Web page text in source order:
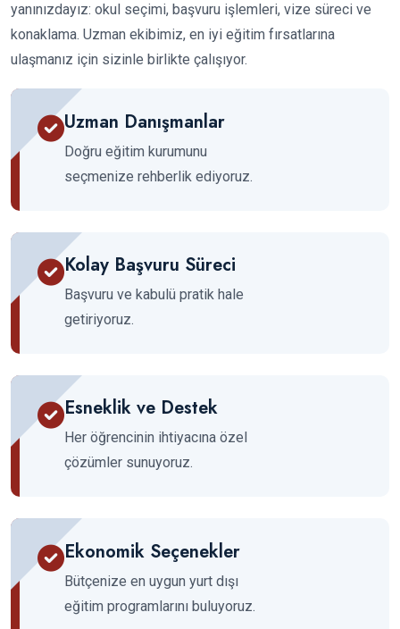
yanınızdayız: okul seçimi, başvuru işlemleri, vize süreci ve
konaklama. Uzman ekibimiz, en iyi eğitim fırsatlarına
ulaşmanız için sizinle birlikte çalışıyor.
Uzman Danışmanlar
Doğru eğitim kurumunu
seçmenize rehberlik ediyoruz.
Kolay Başvuru Süreci
Başvuru ve kabulü pratik hale
getiriyoruz.
Esneklik ve Destek
Her öğrencinin ihtiyacına özel
çözümler sunuyoruz.
Ekonomik Seçenekler
Bütçenize en uygun yurt dışı
eğitim programlarını buluyoruz.